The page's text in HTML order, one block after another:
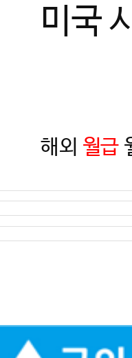
미국
해외 월급
님, 보조사
도 사범님
권도 정사
사범님 구인